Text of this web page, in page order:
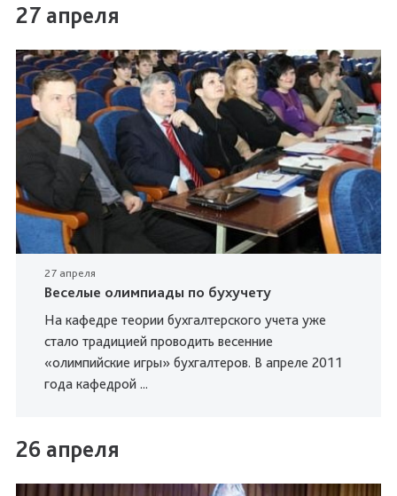
27 апреля
27 апреля
Веселые олимпиады по бухучету
На кафедре теории бухгалтерского учета уже
стало традицией проводить весенние
«олимпийские игры» бухгалтеров. В апреле 2011
года кафедрой ...
26 апреля